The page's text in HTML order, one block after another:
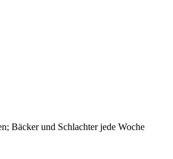
Bäcker und Schlachter jede Woche